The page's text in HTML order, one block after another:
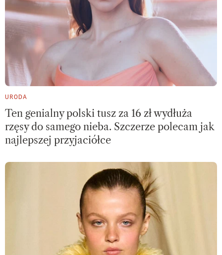
URODA
Ten genialny polski tusz za 16 zł wydłuża
rzęsy do samego nieba. Szczerze polecam jak
najlepszej przyjaciółce